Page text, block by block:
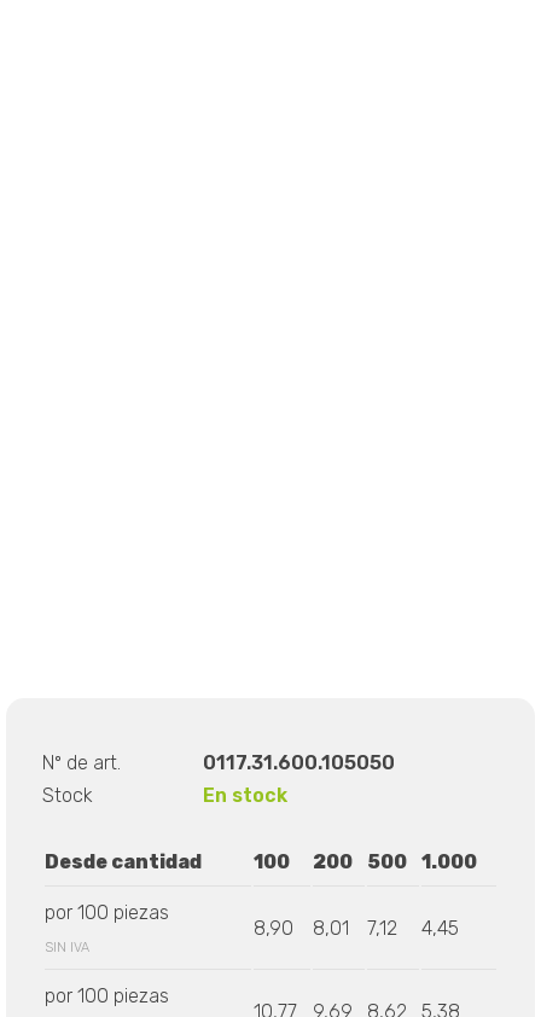
Nº de art.
0117.31.600.105050
Stock
En stock
Desde cantidad 100 200 500 1.000
por 100 piezas
SIN IVA
8,90 8,01 7,12 4,45
por 100 piezas
10,77 9,69 8,62 5,38